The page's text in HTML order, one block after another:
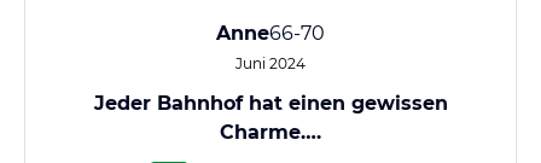
Anne66-70
Juni 2024
Jeder Bahnhof hat einen gewissen
Charme….